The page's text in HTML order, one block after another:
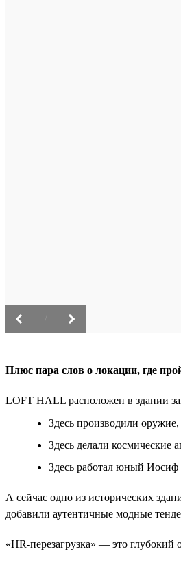
Плюс пара слов о локации, где
LOFT HALL расположен в здании
Здесь производили
Здесь делали космические
Здесь работал юный Иосиф
А сейчас одно из исторических
добавили аутентичные модные
«HR-перезагрузка» — это